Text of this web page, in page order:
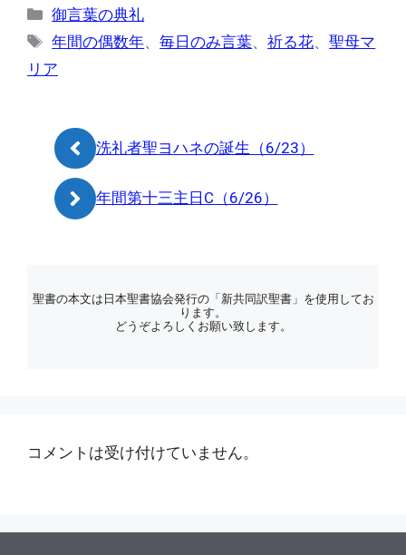
カ
テ
リ
御言葉の典礼
タ
グ
年間の偶数年、毎日のみ言葉、祈る花、聖母マ
リア
洗礼者聖ヨハネの誕生（6/23）
年間第十三主日C（6/26）
聖書の本文は日本聖書協会発行の「新共同訳聖書」を使用してお
ります。
どうぞよろしくお願い致します。
コメントは受け付けていません。